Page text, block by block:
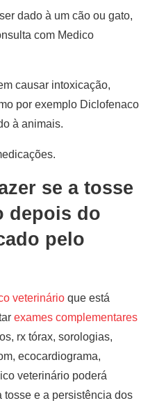
dado à um cão ou gato,
com Medico
causar intoxicação,
por exemplo Diclofenaco
à animais.
se a tosse
depois do
pelo
veterinário que está
exames complementares
rx tórax, sorologias,
ecocardiograma,
veterinário poderá
tosse e a persistência dos